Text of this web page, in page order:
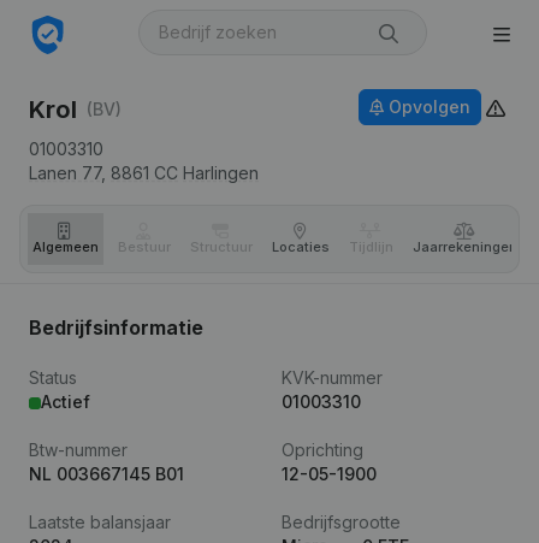
Krol (BV)
01003310
Lanen 77, 8861 CC Harlingen
Opvolgen
Algemeen Bestuur Structuur Locaties Tijdlijn Jaar­rekeningen
Bedrijfsinformatie
Status
Actief
KVK-nummer
01003310
Btw-nummer
NL 003667145 B01
Oprichting
12-05-1900
Laatste balansjaar
Bedrijfsgrootte